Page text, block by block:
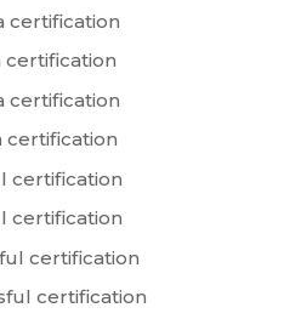
certification
certification
certification
certification
certification
certification
certification
certification